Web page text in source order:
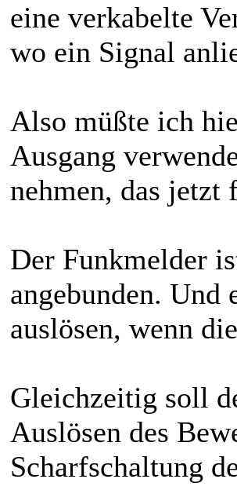
eine verkabelte
wo ein Signal
Also müßte ich
Ausgang
nehmen, das jetzt
Der Funkmelder
angebunden.
auslösen, wenn
Gleichzeitig soll
Auslösen des
Scharfschaltung